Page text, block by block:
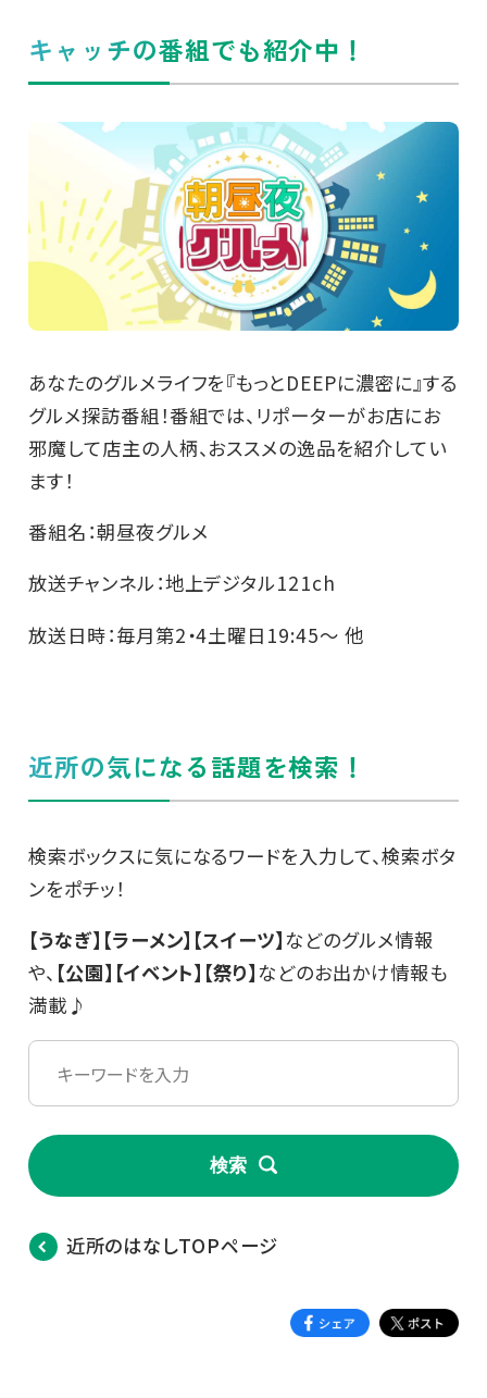
キャッチの番組でも紹介中！
あなたのグルメライフを『もっとDEEPに濃密に』する
グルメ探訪番組！番組では、リポーターがお店にお
邪魔して店主の人柄、おススメの逸品を紹介してい
ます！
番組名：朝昼夜グルメ
放送チャンネル：地上デジタル121ch
放送日時：毎月第2・4土曜日19:45～ 他
近所の気になる話題を検索！
検索ボックスに気になるワードを入力して、検索ボタ
ンをポチッ！
【うなぎ】【ラーメン】【スイーツ】などのグルメ情報
や、 【公園】【イベント】【祭り】などのお出かけ情報も
満載♪
検索
近所のはなしTOPページ